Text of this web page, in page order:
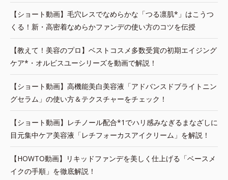
【ショート動画】毛穴レスでなめらかな「つる凛肌*」はこうつ
くる！新・高密着なめらかファンデの使い方のコツを伝授
【教えて！美容のプロ】ベストコスメ多数受賞の初期エイジング
ケア*・オルビスユーシリーズを動画で解説！
【ショート動画】高機能美白美容液「アドバンスドブライトニン
グセラム」の使い方＆テクスチャーをチェック！
【ショート動画】レチノール配合*1でハリ感みなぎるまなざしに
目元集中ケア美容液「レチフォーカスアイクリーム」を解説！
【HOWTO動画】リキッドファンデを美しく仕上げる「ベースメ
イクの手順」を徹底解説！